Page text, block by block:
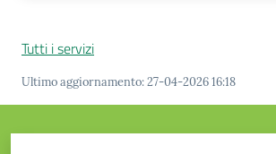
Tutti i servizi
Ultimo aggiornamento:27-04-2026 16:18